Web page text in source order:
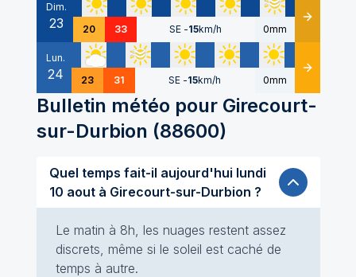
Dim.
23 20 33 SE -15km/h 0mm Détails
Lun.
24 23 31 SE -15km/h 0mm Détails
Bulletin météo pour Girecourt-
sur-Durbion (88600)
Quel temps fait-il aujourd'hui lundi
10 aout à Girecourt-sur-Durbion ?
Le matin à 8h, les nuages restent assez
discrets, même si le soleil est caché de
temps à autre.